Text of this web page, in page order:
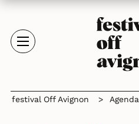
festival Off Avignon > Agenda